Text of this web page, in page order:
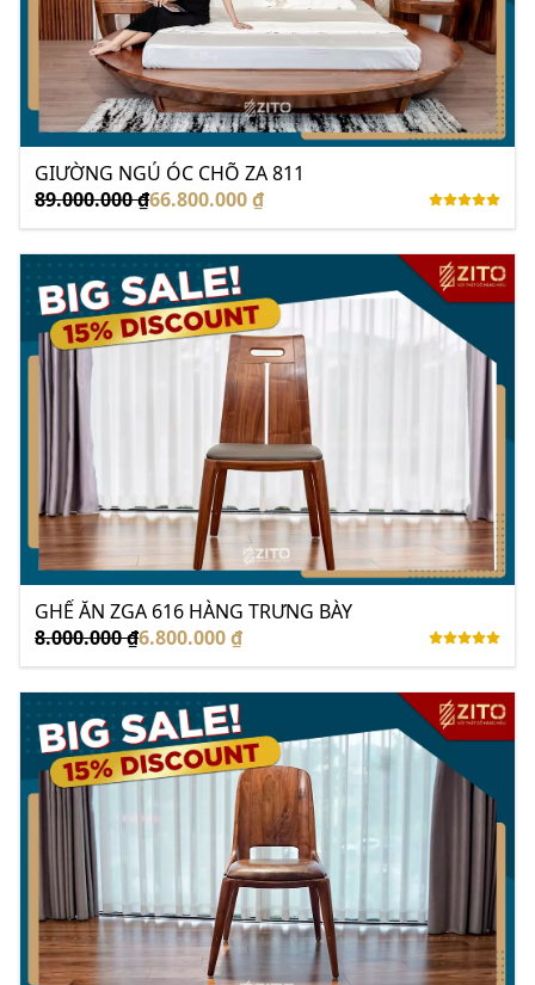
GIƯỜNG NGỦ ÓC CHÕ ZA 811
89.000.000 ₫66.800.000 ₫
GHẾ ĂN ZGA 616 HÀNG TRƯNG BÀY
8.000.000 ₫6.800.000 ₫